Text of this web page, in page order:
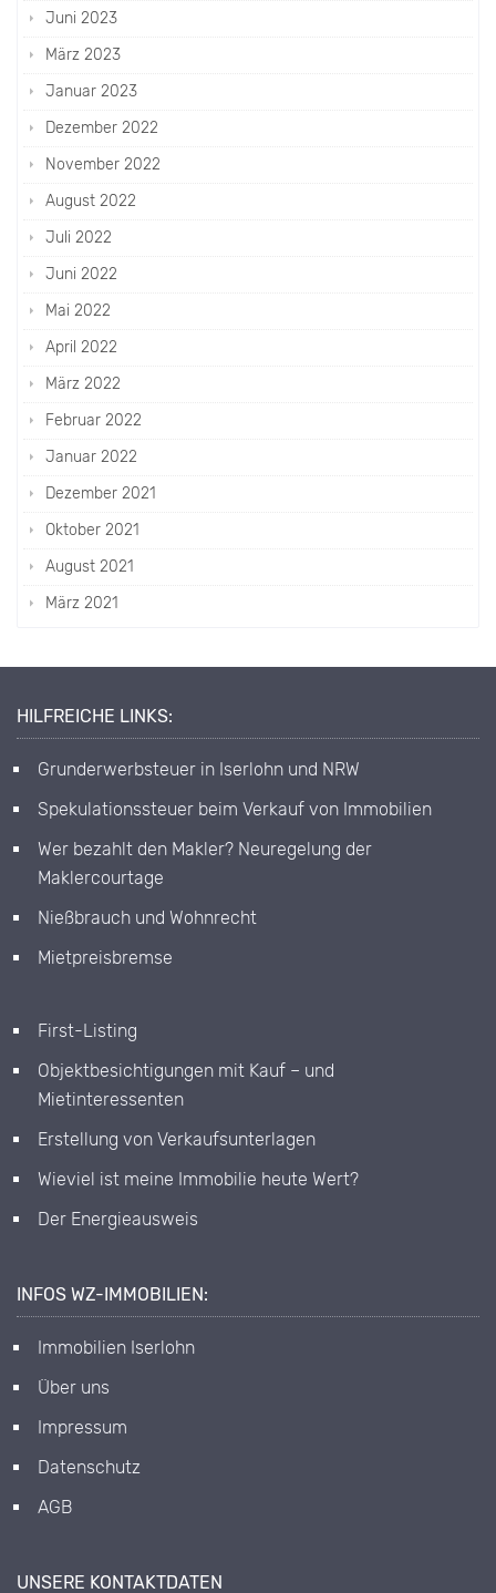
Juni 2023
März 2023
Januar 2023
Dezember 2022
November 2022
August 2022
Juli 2022
Juni 2022
Mai 2022
April 2022
März 2022
Februar 2022
Januar 2022
Dezember 2021
Oktober 2021
August 2021
März 2021
HILFREICHE LINKS:
Grunderwerbsteuer in Iserlohn und NRW
Spekulationssteuer beim Verkauf von Immobilien
Wer bezahlt den Makler? Neuregelung der
Maklercourtage
Nießbrauch und Wohnrecht
Mietpreisbremse
First-Listing
Objektbesichtigungen mit Kauf – und
Mietinteressenten
Erstellung von Verkaufsunterlagen
Wieviel ist meine Immobilie heute Wert?
Der Energieausweis
INFOS WZ-IMMOBILIEN:
Immobilien Iserlohn
Über uns
Impressum
Datenschutz
AGB
UNSERE KONTAKTDATEN